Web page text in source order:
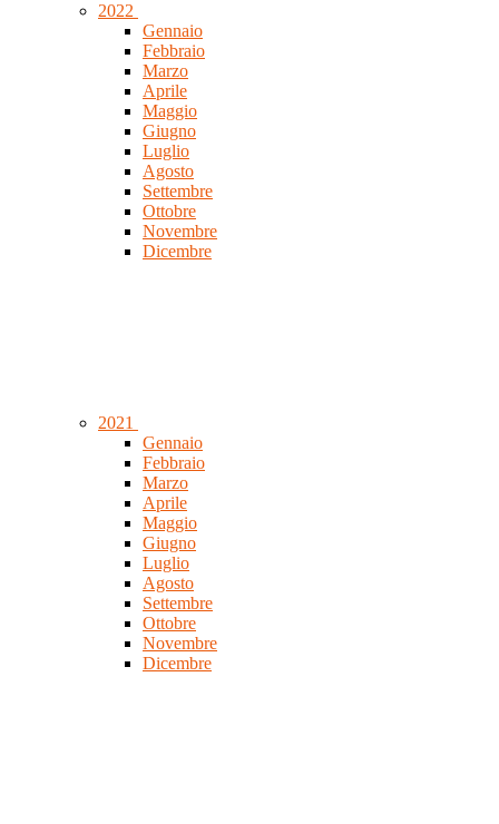
2022
Gennaio
Febbraio
Marzo
Aprile
Maggio
Giugno
Luglio
Agosto
Settembre
Ottobre
Novembre
Dicembre
2021
Gennaio
Febbraio
Marzo
Aprile
Maggio
Giugno
Luglio
Agosto
Settembre
Ottobre
Novembre
Dicembre